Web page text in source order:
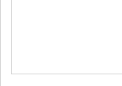
ᲡᲐᲛᲔᲒᲠᲔᲚᲝ/ᲖᲔᲛᲝ